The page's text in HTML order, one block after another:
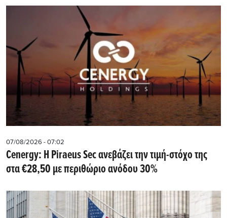
07/08/2026 - 07:02
Cenergy: Η Piraeus Sec ανεβάζει την τιμή-στόχο της
στα €28,50 με περιθώριο ανόδου 30%